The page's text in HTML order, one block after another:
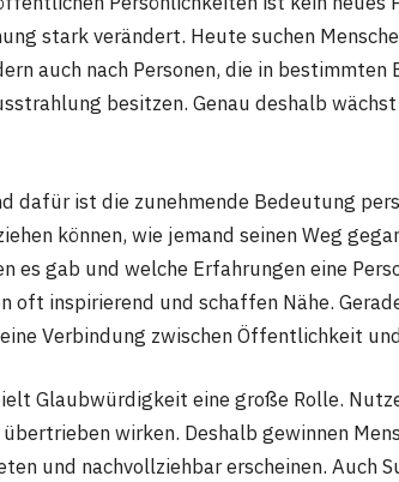
stark verändert. Heute suchen
auch nach Personen, die in
besitzen. Genau deshalb
dafür ist die zunehmende Bedeutung
können, wie jemand seinen Weg
es gab und welche Erfahrungen eine
oft inspirierend und schaffen Nähe.
Verbindung zwischen Öffentlichkeit
Glaubwürdigkeit eine große Rolle.
wirken. Deshalb gewinnen
und nachvollziehbar erscheinen. Auch